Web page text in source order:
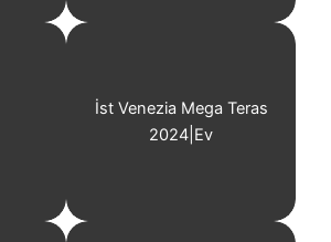
İst Venezia Mega Teras
2024 Ev